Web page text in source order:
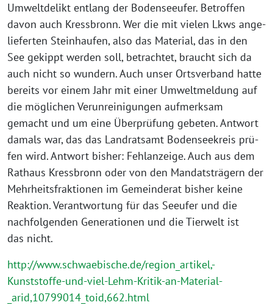
Umweltdelikt ent­lang der Bodenseeufer. Betroffen
davon auch Kressbronn. Wer die mit vie­len Lkws ange­
lie­fer­ten Steinhaufen, also das Material, das in den
See gekippt wer­den soll, betrach­tet, braucht sich da
auch nicht so wun­dern. Auch unser Ortsverband hat­te
bereits vor einem Jahr mit einer Umweltmeldung auf
die mög­li­chen Verunreinigungen auf­merk­sam
gemacht und um eine Überprüfung gebe­ten. Antwort
damals war, das das Landratsamt Bodenseekreis prü­
fen wird. Antwort bis­her: Fehlanzeige. Auch aus dem
Rathaus Kressbronn oder von den Mandatsträgern der
Mehrheitsfraktionen im Gemeinderat bis­her kei­ne
Reaktion. Verantwortung für das Seeufer und die
nach­fol­gen­den Generationen und die Tierwelt ist
das nicht.
http://www.schwaebische.de/region_artikel,-
Kunststoffe-und-viel-Lehm-Kritik-an-Material-
_arid,10799014_toid,662.html